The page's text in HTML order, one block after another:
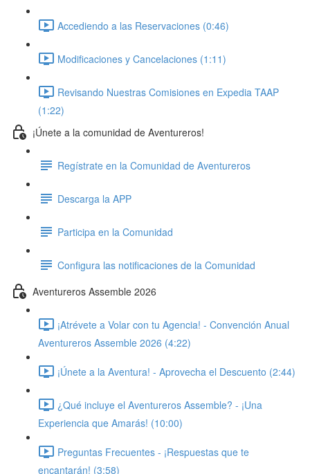
Accediendo a las Reservaciones (0:46)
Modificaciones y Cancelaciones (1:11)
Revisando Nuestras Comisiones en Expedia TAAP
(1:22)
¡Únete a la comunidad de Aventureros!
Regístrate en la Comunidad de Aventureros
Descarga la APP
Participa en la Comunidad
Configura las notificaciones de la Comunidad
Aventureros Assemble 2026
¡Atrévete a Volar con tu Agencia! - Convención Anual
Aventureros Assemble 2026 (4:22)
¡Únete a la Aventura! - Aprovecha el Descuento (2:44)
¿Qué incluye el Aventureros Assemble? - ¡Una
Experiencia que Amarás! (10:00)
Preguntas Frecuentes - ¡Respuestas que te
encantarán! (3:58)